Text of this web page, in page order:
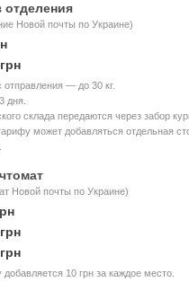
Новой почты по Украине)
— до 30 кг.
дня.
склада передаются через забор
может добавляться отдельная
Новой почты по Украине)
10 грн за каждое место.